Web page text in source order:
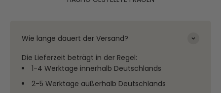
Wie lange dauert der Versand?
Die Lieferzeit beträgt in der Regel:
1-4 Werktage innerhalb Deutschlands
2-5 Werktage außerhalb Deutschlands